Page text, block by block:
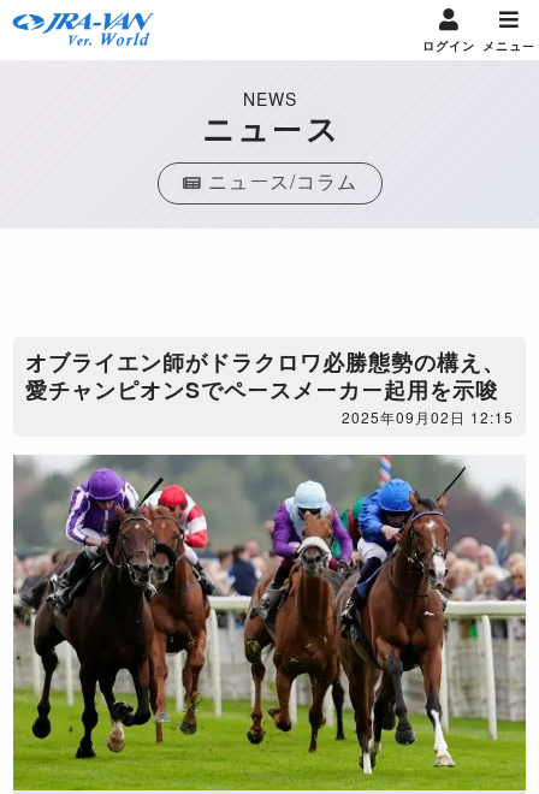
ログイン メニュー
NEWS
ニュース
ニュース/コラム
​オブライエン師がドラクロワ必勝態勢の構え、
愛チャンピオンSでペースメーカー起用を示唆
2025年09月02日 12:15